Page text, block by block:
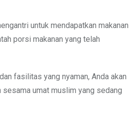
untuk mendapatkan makanan
porsi makanan yang telah
fasilitas yang nyaman, Anda akan
sesama umat muslim yang sedang